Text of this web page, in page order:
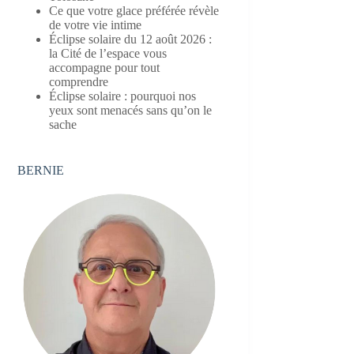
Ce que votre glace préférée révèle
de votre vie intime
Éclipse solaire du 12 août 2026 :
la Cité de l’espace vous
accompagne pour tout
comprendre
Éclipse solaire : pourquoi nos
yeux sont menacés sans qu’on le
sache
BERNIE